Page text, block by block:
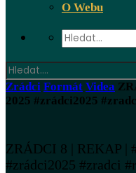
O Webu
Zrádci Formát Videa
2025 #zrádci2025
ZRÁDCI 8 | REKAP |
#zrádci2025 #zradci